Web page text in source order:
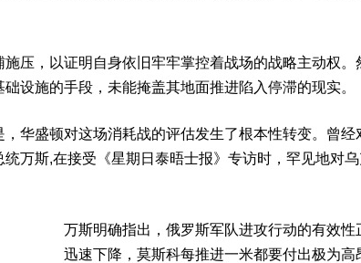
压，以证明自身依旧牢牢掌控着战场的战略主动权。
设施的手段，未能掩盖其地面推进陷入停滞的现实。
华盛顿对这场消耗战的评估发生了根本性转变。曾经
万斯,在接受《星期日泰晤士报》专访时，罕见地对
万斯明确指出，俄罗斯军队进攻行动的有效性
迅速下降，莫斯科每推进一米都要付出极为高